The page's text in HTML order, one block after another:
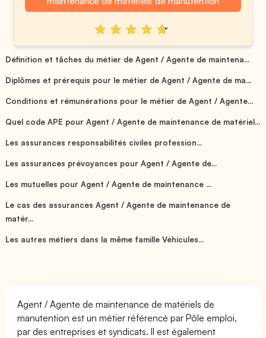
Définition et tâches du métier de Agent / Agente de maintena...
Diplômes et prérequis pour le métier de Agent / Agente de ma...
Conditions et rémunérations pour le métier de Agent / Agente...
Quel code APE pour Agent / Agente de maintenance de matériel...
Les assurances responsabilités civiles profession...
Les assurances prévoyances pour Agent / Agente de...
Les mutuelles pour Agent / Agente de maintenance ...
Le cas des assurances Agent / Agente de maintenance de
matér...
Les autres métiers dans la même famille Véhicules...
Agent / Agente de maintenance de matériels de
manutention est un métier référencé par Pôle emploi,
par des entreprises et syndicats. Il est également